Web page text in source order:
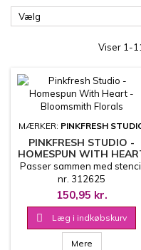
Vælg
Viser 1-
MÆRKER: PINKFRESH
PINKFRESH STUDIO -
HOMESPUN WITH
- BLOOMSMITH
Passer sammen med
nr. 312625
150,95 kr.
 Læg i indkøbskurv
Mere